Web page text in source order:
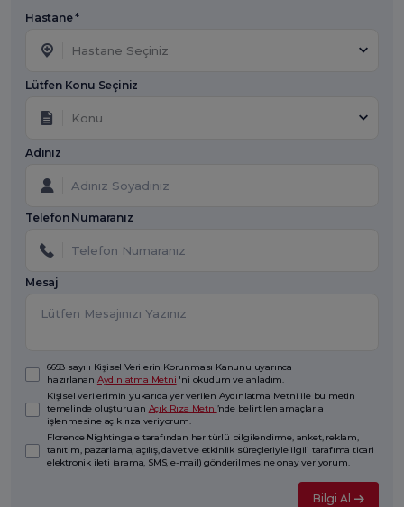
Hastane *
Hastane Seçiniz
Lütfen Konu Seçiniz
Konu
Adınız
Telefon Numaranız
Mesaj
6698 sayılı Kişisel Verilerin Korunması Kanunu uyarınca
hazırlanan Aydınlatma Metni 'ni okudum ve anladım.
Kişisel verilerimin yukarıda yer verilen Aydınlatma Metni ile bu metin
temelinde oluşturulan Açık Rıza Metni’nde belirtilen amaçlarla
işlenmesine açık rıza veriyorum.
Florence Nightingale tarafından her türlü bilgilendirme, anket, reklam,
tanıtım, pazarlama, açılış, davet ve etkinlik süreçleriyle ilgili tarafıma ticari
elektronik ileti (arama, SMS, e-mail) gönderilmesine onay veriyorum.
Bilgi Al